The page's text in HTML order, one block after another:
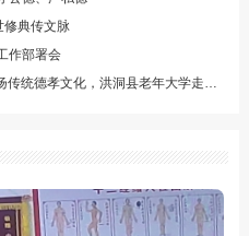
修典传文脉
作部署会
孝文化，洪洞县老年大学走进西街小学